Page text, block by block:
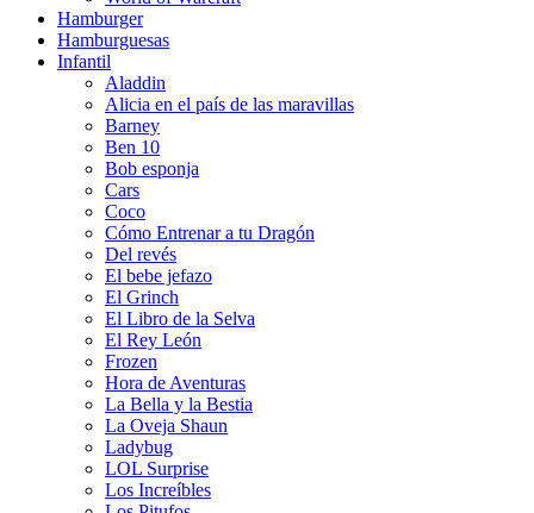
Hamburger
Hamburguesas
Infantil
Aladdin
Alicia en el país de las maravillas
Barney
Ben 10
Bob esponja
Cars
Coco
Cómo Entrenar a tu Dragón
Del revés
El bebe jefazo
El Grinch
El Libro de la Selva
El Rey León
Frozen
Hora de Aventuras
La Bella y la Bestia
La Oveja Shaun
Ladybug
LOL Surprise
Los Increíbles